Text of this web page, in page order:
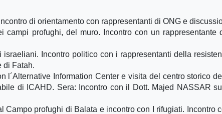
di orientamento con rappresentanti di ONG e
campi profughi, del muro. Incontro con un rappresentante
Incontro politico con i rappresentanti della
di Fatah.
l´Alternative Information Center e visita del centro storico
di ICAHD. Sera: Incontro con il Dott. Majed NASSAR
profughi di Balata e incontro con I rifugiati. Incontro